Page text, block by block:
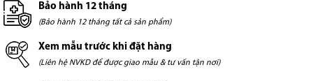
Bảo hành 12 tháng
(Bảo hành 12 tháng tất cả sản phẩm)
Xem mẫu trước khi đặt hàng
(Liên hệ NVKD để được giao mẫu & tư vấn tận nơi)